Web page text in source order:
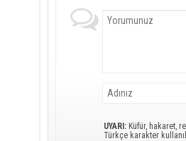
UYARI: Küfür, hakaret,
Türkçe karakter